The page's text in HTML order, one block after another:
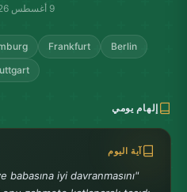
9 أغسطس 2026 الأحد
Berlin
Frankfurt
إلهام يومي
آية اليوم
babasına iyi davranmasını